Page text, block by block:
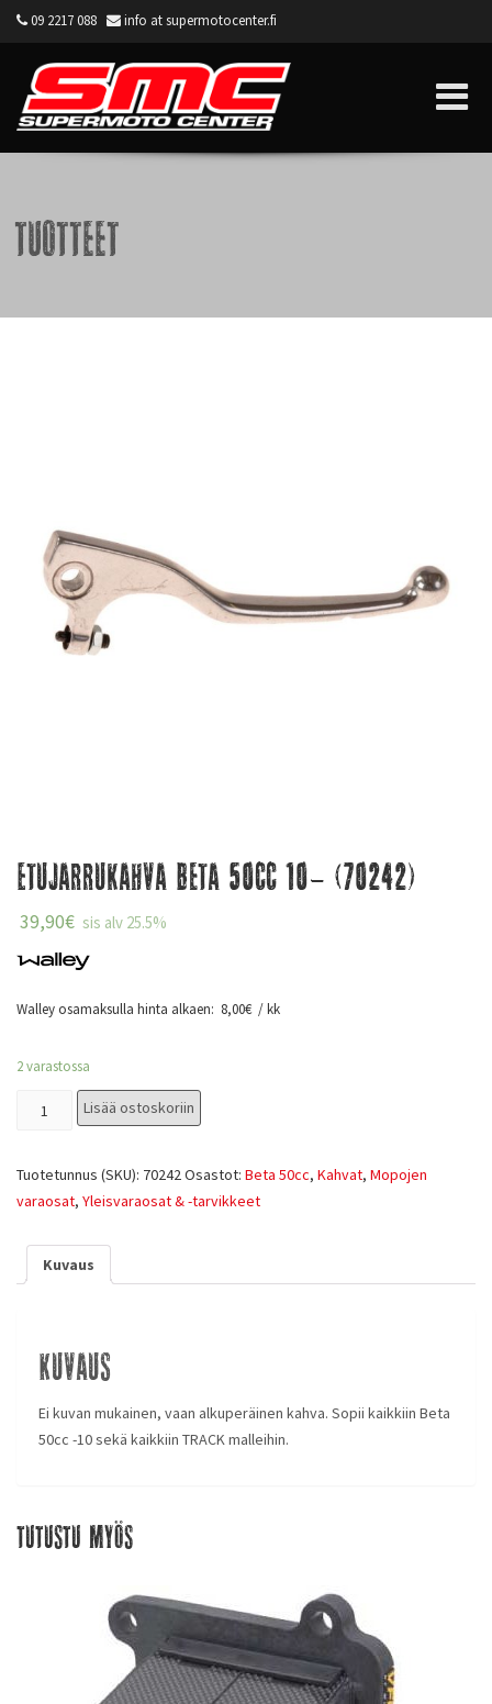
09 2217 088 info at supermotocenter.fi
Tuotteet
Etujarrukahva Beta 50cc 10- (70242)
39,90€ sis alv 25.5%
Walley osamaksulla hinta alkaen: 8,00€ / kk
2 varastossa
Lisää ostoskoriin
Tuotetunnus (SKU): 70242Osastot: Beta 50cc, Kahvat, Mopojen
varaosat, Yleisvaraosat & -tarvikkeet
Kuvaus
Kuvaus
Ei kuvan mukainen, vaan alkuperäinen kahva. Sopii kaikkiin Beta
50cc -10 sekä kaikkiin TRACK malleihin.
Tutustu myös